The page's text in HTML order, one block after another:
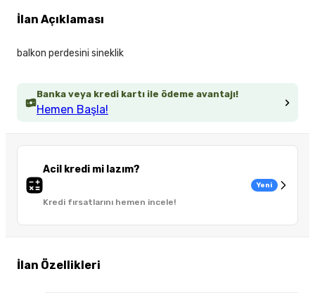
Banka veya kredi kartı ile ödeme avantajı!
Hemen Başla!
Acil kredi mi lazım?
Kredi fırsatlarını hemen incele!
Yeni
İlan Özellikleri
İlan Açıklaması
balkon perdesini sineklik